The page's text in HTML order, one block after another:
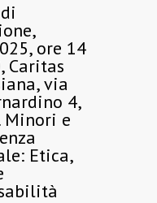
ore 14
Caritas
via
4,
Minori e
Etica,